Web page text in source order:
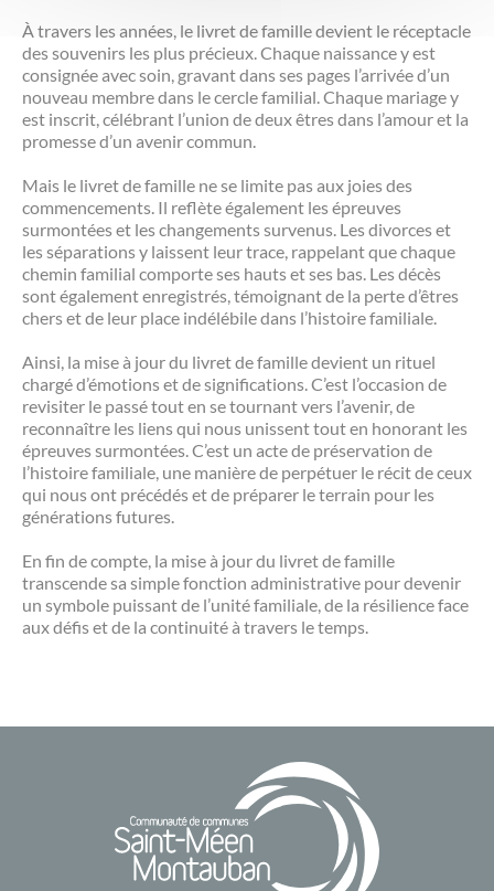
À travers les années, le livret de famille devient le réceptacle
des souvenirs les plus précieux. Chaque naissance y est
consignée avec soin, gravant dans ses pages l’arrivée d’un
nouveau membre dans le cercle familial. Chaque mariage y
est inscrit, célébrant l’union de deux êtres dans l’amour et la
promesse d’un avenir commun.
Mais le livret de famille ne se limite pas aux joies des
commencements. Il reflète également les épreuves
surmontées et les changements survenus. Les divorces et
les séparations y laissent leur trace, rappelant que chaque
chemin familial comporte ses hauts et ses bas. Les décès
sont également enregistrés, témoignant de la perte d’êtres
chers et de leur place indélébile dans l’histoire familiale.
Ainsi, la mise à jour du livret de famille devient un rituel
chargé d’émotions et de significations. C’est l’occasion de
revisiter le passé tout en se tournant vers l’avenir, de
reconnaître les liens qui nous unissent tout en honorant les
épreuves surmontées. C’est un acte de préservation de
l’histoire familiale, une manière de perpétuer le récit de ceux
qui nous ont précédés et de préparer le terrain pour les
générations futures.
En fin de compte, la mise à jour du livret de famille
transcende sa simple fonction administrative pour devenir
un symbole puissant de l’unité familiale, de la résilience face
aux défis et de la continuité à travers le temps.